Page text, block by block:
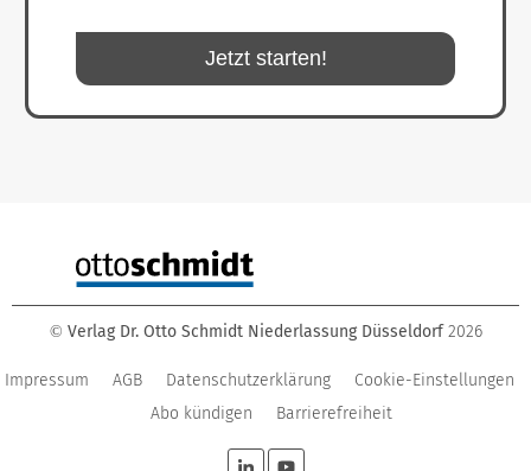
Jetzt starten!
© Verlag Dr. Otto Schmidt Niederlassung Düsseldorf 2026
Impressum AGB Datenschutzerklärung
Cookie-Einstellungen
Abo kündigen
Barrierefreiheit